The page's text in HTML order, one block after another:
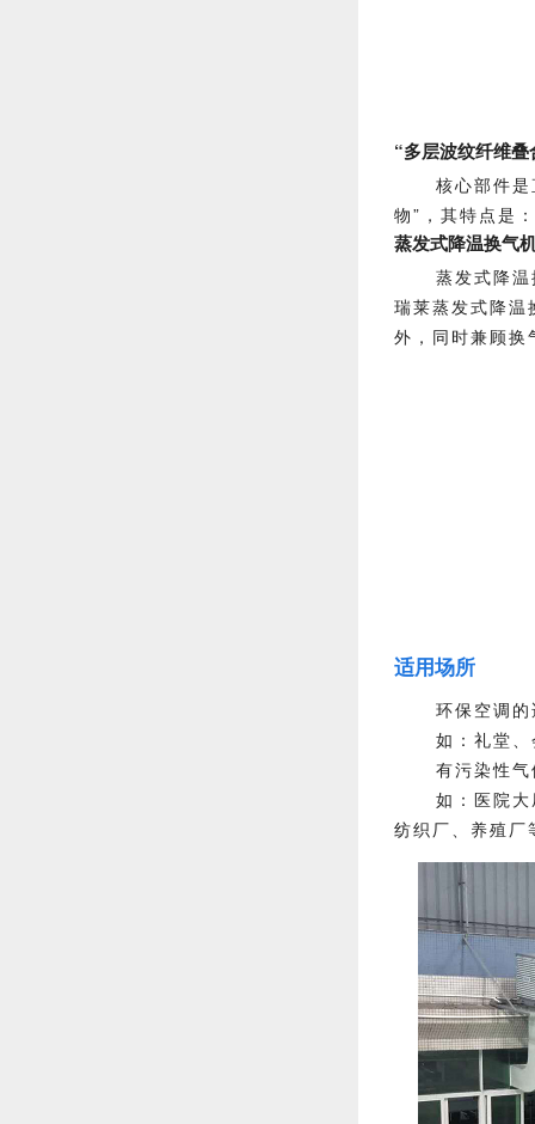
“多层波纹纤维
核心部件
物”，其特点是
蒸发式降温换气
蒸发式降
瑞莱蒸发式降温
外，同时兼顾换
适用场所
环保空调
如：礼堂
有污染性
如：医院
纺织厂、养殖厂